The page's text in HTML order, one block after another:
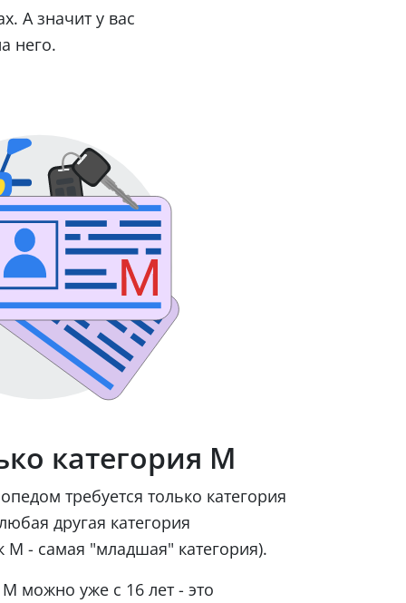
А значит у вас
него.
категория М
требуется только категория
другая категория
М - самая "младшая" категория).
можно уже с 16 лет - это